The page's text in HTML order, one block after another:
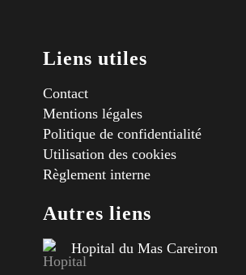
Liens utiles
Contact
Mentions légales
Politique de confidentialité
Utilisation des cookies
Règlement interne
Autres liens
Hopital du Mas Careiron